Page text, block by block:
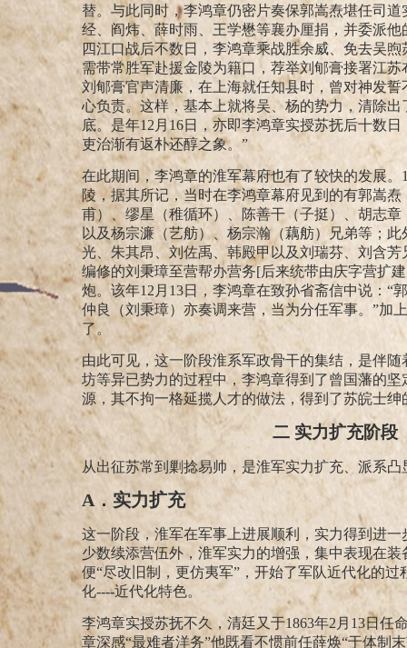
替。与此同时，李鸿章仍密片奏保郭嵩焘堪任司
经、阎炜、薛时雨、王学懋等襄办厘捐，并委派
四江口战后不数日，李鸿章乘战胜余威、免去吴
需带常胜军赴援金陵为籍口，荐举刘郇膏接署江
刘郇膏官声清廉，在上海就任知县时，曾对神发
心负责。这样，基本上就将吴、杨的势力，清除出
底。是年12月16日，亦即李鸿章实授苏抚后十数
吏治渐有返朴还醇之象。”
在此期间，李鸿章的淮军幕府也有了较快的发展
陵，据其所记，当时在李鸿章幕府见到的有郭嵩
甫）、缪星（稚循环）、陈善干（子挺）、胡志
以及杨宗濂（艺舫）、杨宗瀚（藕舫）兄弟等； 此
光、朱其昂、刘佐禹、韩殿甲以及刘瑞芬、刘含芳
编修的刘秉璋至营帮办营务[后来统带由庆字营扩
炮。该年12月13日，李鸿章在致孙省斋信中说：“
仲良（刘秉璋）亦奏调来营，当为分任军事。”加
了。
由此可见，这一阶段淮系军政骨干的集结，是伴
坊等异已势力的过程中，李鸿章得到了曾国藩的
源，其不拘一格延揽人才的做法，得到了苏皖士绅
二 实力扩充阶段
从出征苏常到剿捻易帅，是淮军实力扩充、派系凸
A ．实力扩充
这一阶段，淮军在军事上进展顺利，实力得到进
少数续添营伍外， 淮军实力的增强，集中表现在
便“尽改旧制，更仿夷军”， 开始了军队近代化的过
化----近代化特色。
李鸿章实授苏抚不久，清廷又于1863年2月13日
章深感“最难者洋务”他既看不惯前任薛焕“于体制